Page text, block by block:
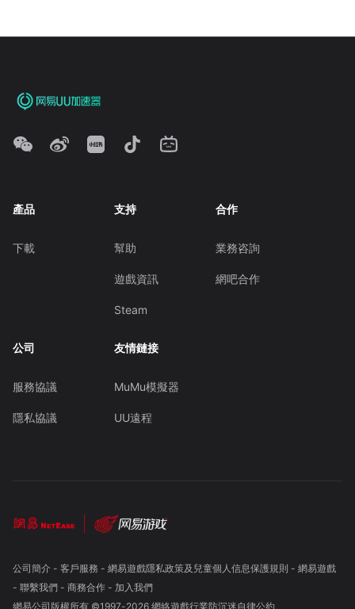
產品
下載
支持
幫助
遊戲資訊
Steam
合作
業務咨詢
網吧合作
公司
服務協議
隱私協議
友情鏈接
MuMu模擬器
UU遠程
公司簡介- 客戶服務 - 網易遊戲隱私政策及兒童個人信息保護規則 - 網易遊戲
- 聯繫我們- 商務合作- 加入我們
網易公司版權所有 ©1997-2026 網絡遊戲行業防沉迷自律公約